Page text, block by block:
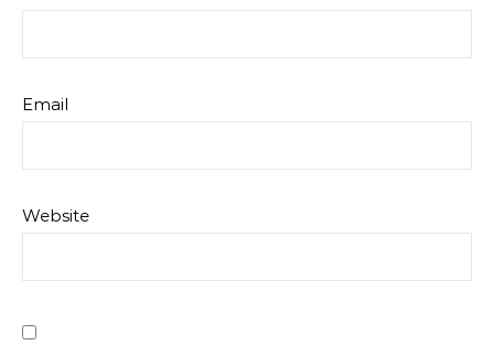
Email
Website